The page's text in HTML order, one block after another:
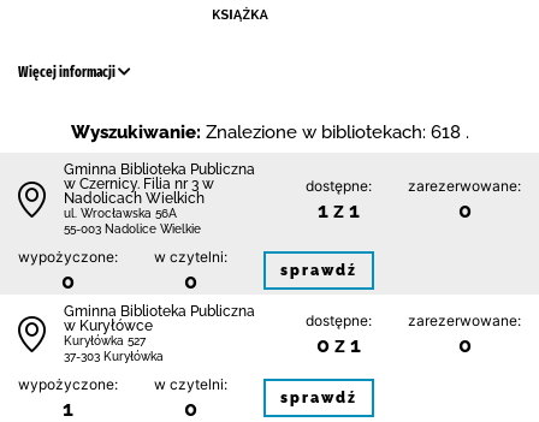
Więcej informacji
Wyszukiwanie: Znalezione w bibliotekach: 618 .
Gminna Biblioteka Publiczna
w Czernicy. Filia nr 3 w
Nadolicach Wielkich
ul. Wrocławska 56A
55-003 Nadolice Wielkie
dostępne:
1 z 1
zarezerwowane:
0
wypożyczone:
0
w czytelni:
0 sprawdź
Gminna Biblioteka Publiczna
w Kuryłówce
Kuryłówka 527
37-303 Kuryłówka
dostępne:
0 z 1
zarezerwowane:
0
wypożyczone:
1
w czytelni:
0 sprawdź